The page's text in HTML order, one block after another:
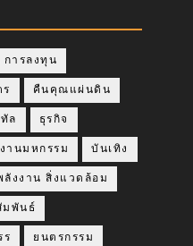
การลงทุน
ร คืนคุณแผ่นดิน
ล ธุรกิจ
านมหกรรม บันเทิง
ลังงาน สิ่งแวดล้อม
มพันธ์
ร ยนตรกรรม